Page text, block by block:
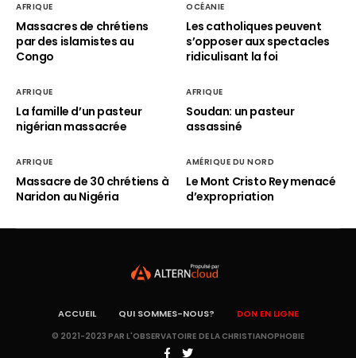
AFRIQUE
Massacres de chrétiens
par des islamistes au
Congo
OCÉANIE
Les catholiques peuvent
s’opposer aux spectacles
ridiculisant la foi
AFRIQUE
La famille d’un pasteur
nigérian massacrée
AFRIQUE
Soudan: un pasteur
assassiné
AFRIQUE
Massacre de 30 chrétiens à
Naridon au Nigéria
AMÉRIQUE DU NORD
Le Mont Cristo Rey menacé
d’expropriation
ACCUEIL QUI SOMMES-NOUS? DON EN LIGNE
© 2021-2023 PAR L'OBSERVATOIRE DE LA CHRISTIANOPHOBIE